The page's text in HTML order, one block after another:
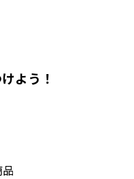
よう！